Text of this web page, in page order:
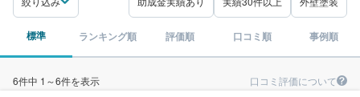
標準 ランキング順 評価順 口コミ順 事例順
6件中 1～6件を表示 口コミ評価について